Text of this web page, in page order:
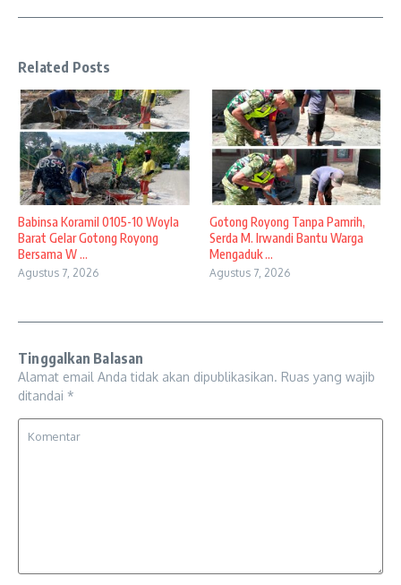
Related Posts
Babinsa Koramil 0105-10 Woyla
Barat Gelar Gotong Royong
Bersama W ...
Agustus 7, 2026
Gotong Royong Tanpa Pamrih,
Serda M. Irwandi Bantu Warga
Mengaduk ...
Agustus 7, 2026
Tinggalkan Balasan
Alamat email Anda tidak akan dipublikasikan. Ruas yang wajib
ditandai *